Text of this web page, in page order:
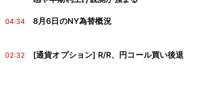
04:34 8月6日のNY為替概況
02:32 [通貨オプション] R/R、円コール買い後退